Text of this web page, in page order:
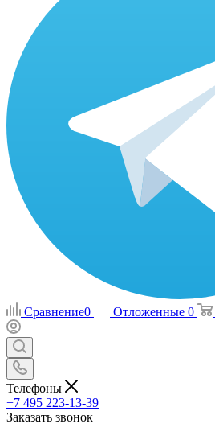
Сравнение0 Отложенные 0
Телефоны
+7 495 223-13-39
Заказать звонок